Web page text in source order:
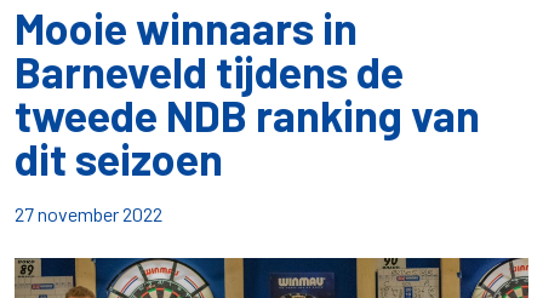
Mooie winnaars in
Barneveld tijdens de
tweede NDB ranking van
dit seizoen
27 november 2022